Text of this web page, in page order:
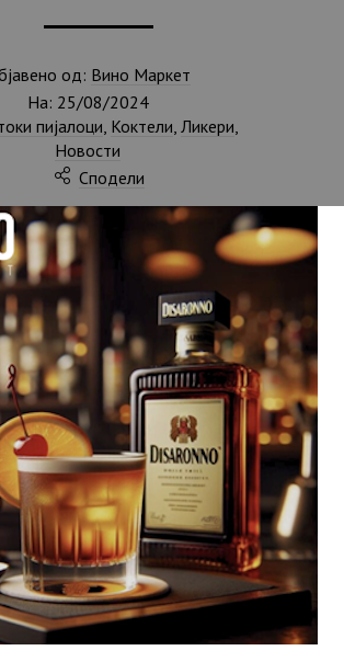
од: Вино Маркет
На: 25/08/2024
пијалоци, Коктели, Ликери,
Новости
Сподели